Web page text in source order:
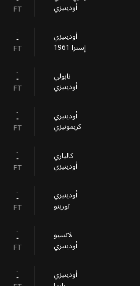
FT أودينيزي
--
FT
أودينيزي
إسترا 1961
--
FT
نابولي
أودينيزي
--
FT
أودينيزي
كريمونيزي
--
FT
كالياري
أودينيزي
--
FT
أودينيزي
‎تورينو
--
FT
لاتسيو
أودينيزي
-- أودينيزي